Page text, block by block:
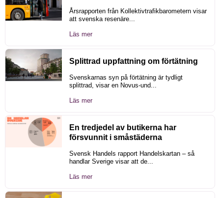
Årsrapporten från Kollektivtrafikbarometern visar
att svenska resenäre...
Läs mer
Splittrad uppfattning om förtätning
Svenskarnas syn på förtätning är tydligt
splittrad, visar en Novus-und...
Läs mer
En tredjedel av butikerna har
försvunnit i småstäderna
Svensk Handels rapport Handelskartan – så
handlar Sverige visar att de...
Läs mer